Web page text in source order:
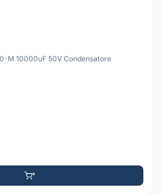
M 10000uF 50V Condensatore